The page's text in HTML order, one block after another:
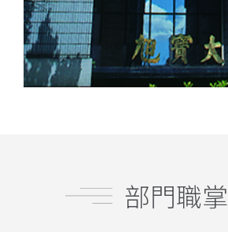
部門職掌